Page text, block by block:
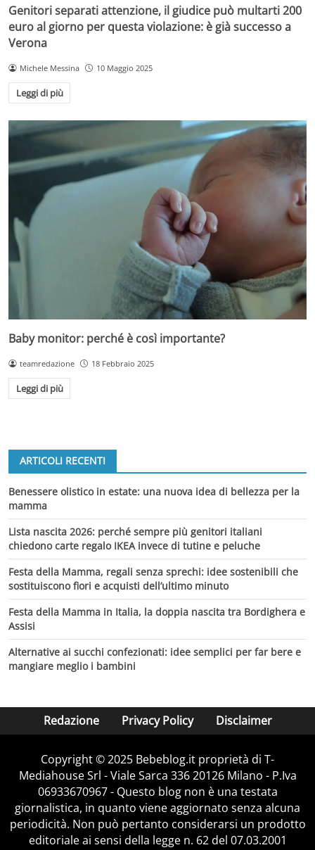
Genitori separati attenzione, il giudice può multarti 200
euro al giorno per questa violazione: è già successo a
Verona
Michele Messina 10 Maggio 2025
Leggi di più
Baby monitor: perché è così importante?
teamredazione 18 Febbraio 2025
Leggi di più
ARTICOLI RECENTI
Benessere olistico in estate: una nuova idea di bellezza per la
mamma
Lista nascita 2026: perché sempre più genitori italiani
chiedono carte regalo IKEA invece di tutine e peluche
Festa della Mamma, regali senza sprechi: idee sostenibili che
sostituiscono fiori e acquisti dell’ultimo minuto
Festa della Mamma in Italia, la doppia nascita tra Bordighera e
Assisi
Alternative ai succhi confezionati: idee semplici per far bere e
mangiare meglio i bambini
Redazione Privacy Policy Disclaimer
Copyright © 2025 Bebeblog.it proprietà di T-
Mediahouse Srl - Viale Sarca 336 20126 Milano - P.Iva
06933670967 - Questo blog non è una testata
giornalistica, in quanto viene aggiornato senza alcuna
periodicità. Non può pertanto considerarsi un prodotto
editoriale ai sensi della legge n. 62 del 07.03.2001